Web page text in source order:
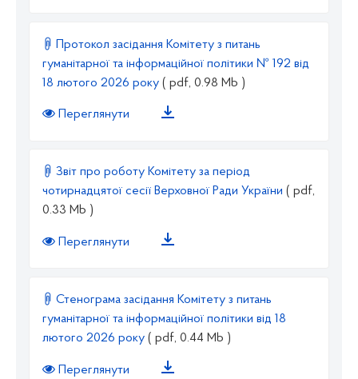
Протокол засідання Комітету з питань
гуманітарної та інформаційної політики № 192 від
18 лютого 2026 року ( pdf, 0.98 Mb )
Переглянути
Звіт про роботу Комітету за період
чотирнадцятої сесії Верховної Ради України ( pdf,
0.33 Mb )
Переглянути
Стенограма засідання Комітету з питань
гуманітарної та інформаційної політики від 18
лютого 2026 року ( pdf, 0.44 Mb )
Переглянути